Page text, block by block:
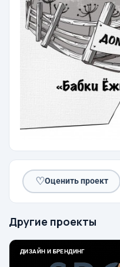
♡Оценить проект
Другие проекты
ДИЗАЙН И БРЕНДИНГ